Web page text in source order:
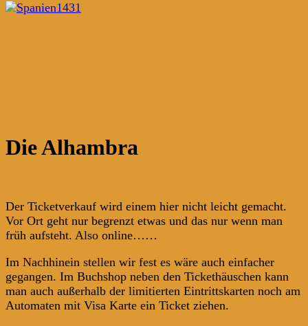
Die Alhambra
Der Ticketverkauf wird einem hier nicht leicht gemacht.
Vor Ort geht nur begrenzt etwas und das nur wenn man
früh aufsteht. Also online……
Im Nachhinein stellen wir fest es wäre auch einfacher
gegangen. Im Buchshop neben den Tickethäuschen kann
man auch außerhalb der limitierten Eintrittskarten noch am
Automaten mit Visa Karte ein Ticket ziehen.